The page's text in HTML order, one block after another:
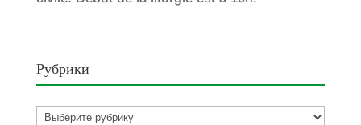
Рубрики
Рубрики